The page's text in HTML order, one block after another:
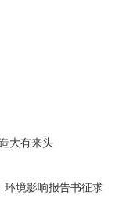
大有来头
环境影响报告书征求